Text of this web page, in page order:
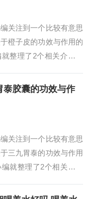
，具有增强皮肤弹性、
关注到一个比较有意思
橙子皮的功效与作用的
整理了2个相关介绍橙
橙子皮的功效与作用橙
泰胶囊的功效与作
关注到一个比较有意思
三九胃泰的功效与作用
就整理了2个相关介绍
录：三九胃泰的功效与